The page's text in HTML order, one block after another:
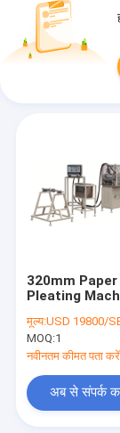
320mm
Pleating
Line
मूल्य:USD 19800/
MOQ:1
नवीनतम कीमत पता करें
अब से संपर्क